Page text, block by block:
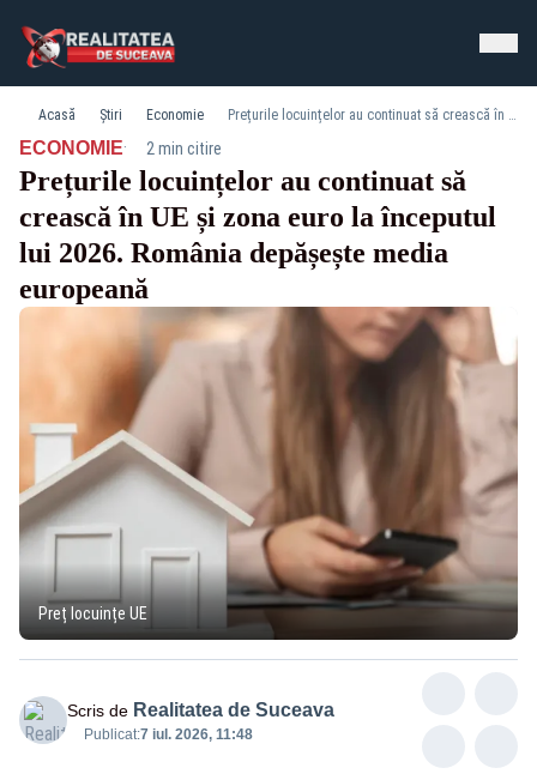
Acasă Știri Economie Prețurile locuințelor au continuat să crească în UE și zona euro la începutul lui 2026. România depășește media europeană
ECONOMIE· 2 min citire
Prețurile locuințelor au continuat să
crească în UE și zona euro la începutul
lui 2026. România depășește media
europeană
Preț locuințe UE
Scris de Realitatea de Suceava
Publicat:7 iul. 2026, 11:48